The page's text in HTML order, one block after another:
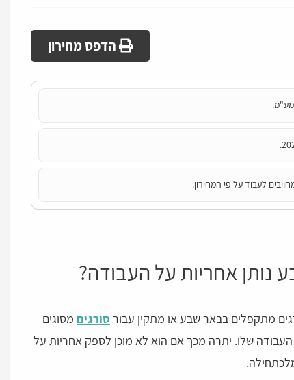
הדפס מחירון
מע"מ.
לעבוד על פי המחירון.
נותן אחריות על העבודה?
מתקפלים בבאר שבע או מתקין עבור סורגים מסוגים
שלו. יתרה מכך אם הוא לא מוכן לספק אחריות על